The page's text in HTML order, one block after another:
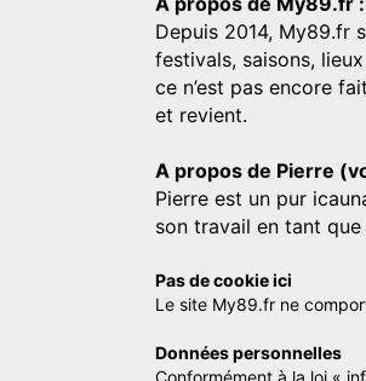
Depuis 2014, My89.fr
festivals, saisons,
ce n’est pas encore
et revient.
A propos de Pierre
Pierre est un pur
son travail en tant
Pas de cookie ici
Le site My89.fr ne
Données personnelles
Conformément à la loi «